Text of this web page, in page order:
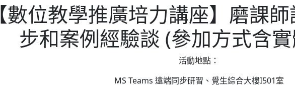
【數位教學推廣培力講座】磨課
步和案例經驗談 (參加方式含
活動地點：
MS Teams 遠端同步研習、覺生綜合大樓I501室